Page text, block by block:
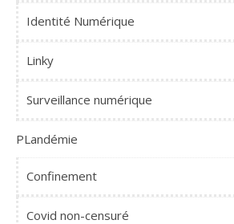
Identité Numérique
Linky
Surveillance numérique
PLandémie
Confinement
Covid non-censuré